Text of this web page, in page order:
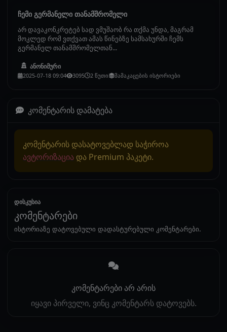
ჩემი გერმანელი თანამშრომელი
არ დავაკონკრეტებ სად ვმუშაობ რა თქმა უნდა, მაგრამ
მოკლედ რომ ვთქვათ ამას წინებზე სამსახურში ჩემს
გერმანელ თანამშრომელთან...
ანონიმური
2025-07-18 09:04 3095 2 წუთი მამაკაცების ისტორიები
კომენტარის დამატება
კომენტარის დასატოვებლად საჭიროა
ავტორიზაცია და Premium პაკეტი.
დისკუსია
კომენტარები
ისტორიაზე დატოვებული დადასტურებული კომენტარები.
კომენტარები არ არის
იყავი პირველი, ვინც კომენტარს დატოვებს.